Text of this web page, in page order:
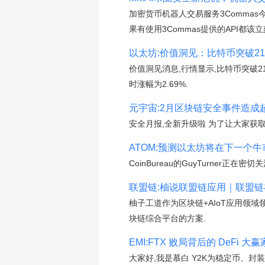
加密货币机器人交易服务3Commas
果有使用3Commas提供的API都该
以太坊:价值洞见：比特币突破
价值洞见消息,行情显示,比特币突破
时涨幅为2.69%.
元宇宙:2月区块链安全事件造
安全月报,全新升级啦 为了让大家获
ATOM:预测以太坊将在下一个
CoinBureau的GuyTurner正在密切
联盟链:柚说联盟链应用｜联盟
柚子工道作为区块链+AIoT应用领域
块链综合平台的方案.
EMI:FTX 败局背后的 DeFi 大
大家好,我是慕白 Y2K为稳定币、封